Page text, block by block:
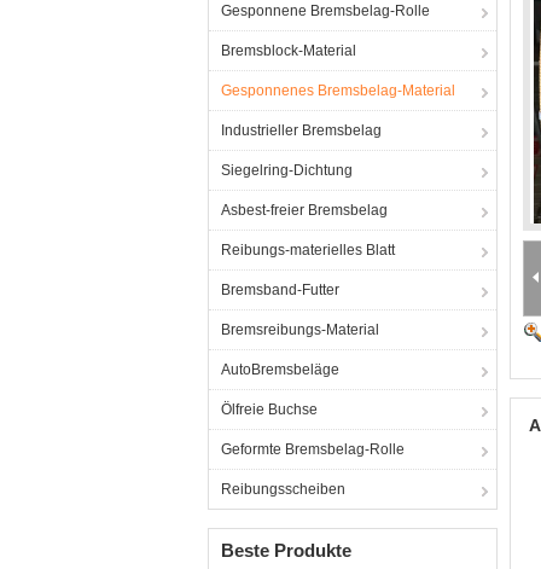
Gesponnene Bremsbelag-Rolle
Bremsblock-Material
Gesponnenes Bremsbelag-Material
Industrieller Bremsbelag
Siegelring-Dichtung
Asbest-freier Bremsbelag
Reibungs-materielles Blatt
Bremsband-Futter
Bremsreibungs-Material
AutoBremsbeläge
Ölfreie Buchse
Geformte Bremsbelag-Rolle
Reibungsscheiben
Beste Produkte